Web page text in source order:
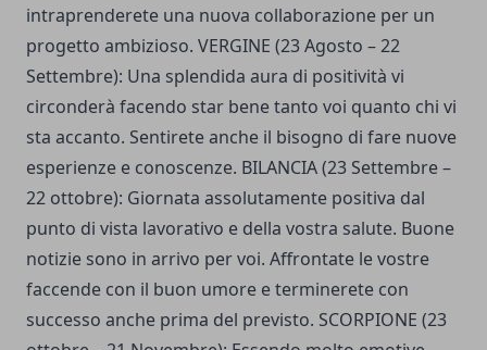
intraprenderete una nuova collaborazione per un
progetto ambizioso. VERGINE (23 Agosto – 22
Settembre): Una splendida aura di positività vi
circonderà facendo star bene tanto voi quanto chi vi
sta accanto. Sentirete anche il bisogno di fare nuove
esperienze e conoscenze. BILANCIA (23 Settembre –
22 ottobre): Giornata assolutamente positiva dal
punto di vista lavorativo e della vostra salute. Buone
notizie sono in arrivo per voi. Affrontate le vostre
faccende con il buon umore e terminerete con
successo anche prima del previsto. SCORPIONE (23